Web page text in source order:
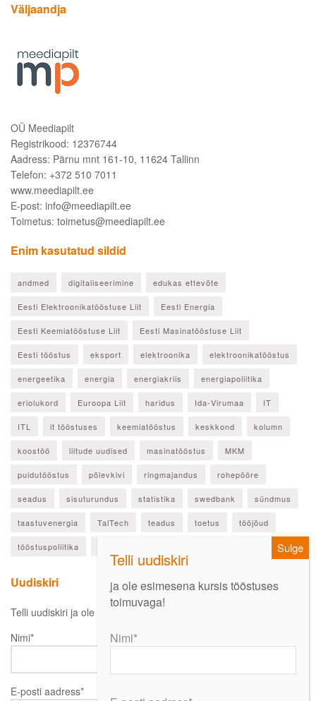
Väljaandja
OÜ Meediapilt
Registrikood: 12376744
Aadress: Pärnu mnt 161-10, 11624 Tallinn
Telefon: +372 510 7011
www.meediapilt.ee
E-post: info@meediapilt.ee
Toimetus: toimetus@meediapilt.ee
Enim kasutatud sildid
andmed digitaliseerimine edukas ettevõte
Eesti Elektroonikatööstuse Liit Eesti Energia
Eesti Keemiatööstuse Liit Eesti Masinatööstuse Liit
Eesti tööstus eksport elektroonika elektroonikatööstus
energeetika energia energiakriis energiapoliitika
eriolukord Euroopa Liit haridus Ida-Virumaa IT
ITL it tööstuses keemiatööstus keskkond kolumn
koostöö liitude uudised masinatööstus MKM
puidutööstus põlevkivi ringmajandus rohepööre
seadus sisuturundus statistika swedbank sündmus
taastuvenergia TalTech teadus toetus tööjõud
tööstuspoliitika
Uudiskiri
Telli uudiskiri ja ole esimesena kursis oluliste uudistega!
Nimi*
E-posti aadress*
ja ole esimesena kursis tööstuses
toimuvaga!
Nimi*